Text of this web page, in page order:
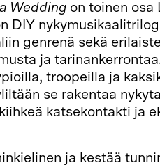
Wedding on toinen osa
DIY
genrenä sekä
ja
troopeilla ja
se rakentaa
katsekontakti ja
ja kestää